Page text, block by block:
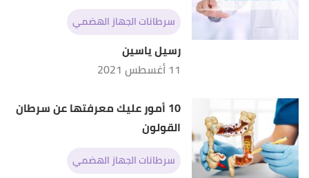
سرطانات الجهاز الهضمي
رسيل ياسين
11 أغسطس 2021
10 أمور عليك معرفتها عن سرطان
القولون
سرطانات الجهاز الهضمي